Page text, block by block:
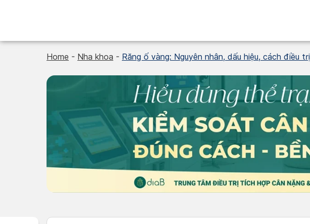
Home - Nha khoa - Răng ố vàng: Nguyên nhân, dấu hiệu, cách điều trị